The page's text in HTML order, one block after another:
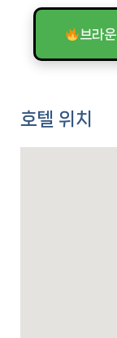
브라
호텔 위치